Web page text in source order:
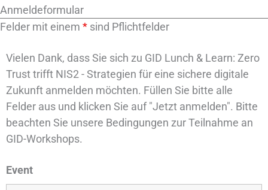
Anmeldeformular
Felder mit einem * sind Pflichtfelder
Vielen Dank, dass Sie sich zu GID Lunch & Learn: Zero
Trust trifft NIS2 - Strategien für eine sichere digitale
Zukunft anmelden möchten. Füllen Sie bitte alle
Felder aus und klicken Sie auf "Jetzt anmelden". Bitte
beachten Sie unsere Bedingungen zur Teilnahme an
GID-Workshops.
Event